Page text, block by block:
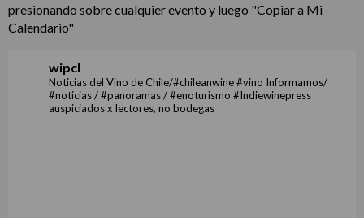
presionando sobre cualquier evento y luego "Copiar a Mi
Calendario"
wipcl
Noticias del Vino de Chile/#chileanwine #vino Informamos/
#noticias / #panoramas / #enoturismo #Indiewinepress
auspiciados x lectores, no bodegas